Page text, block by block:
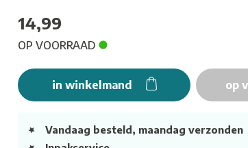
14,99
OP VOORRAAD
in winkelmand op
Vandaag besteld, maandag verzonden